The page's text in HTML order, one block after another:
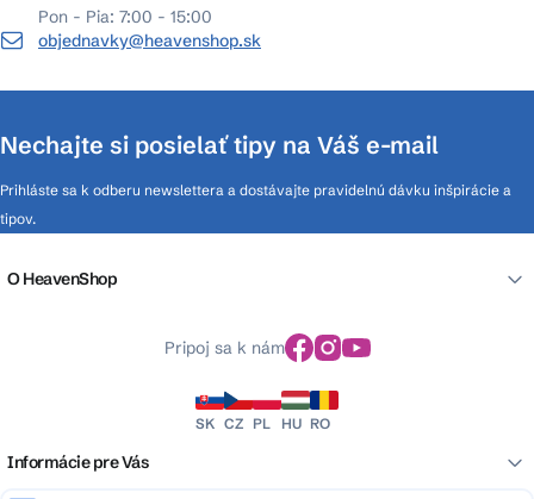
Pon - Pia: 7:00 - 15:00
objednavky@heavenshop.sk
Nechajte si posielať tipy na Váš e-mail
Prihláste sa k odberu newslettera a dostávajte pravidelnú dávku inšpirácie a
tipov.
O HeavenShop
Pripoj sa k nám
SK CZ PL HU RO
Informácie pre Vás